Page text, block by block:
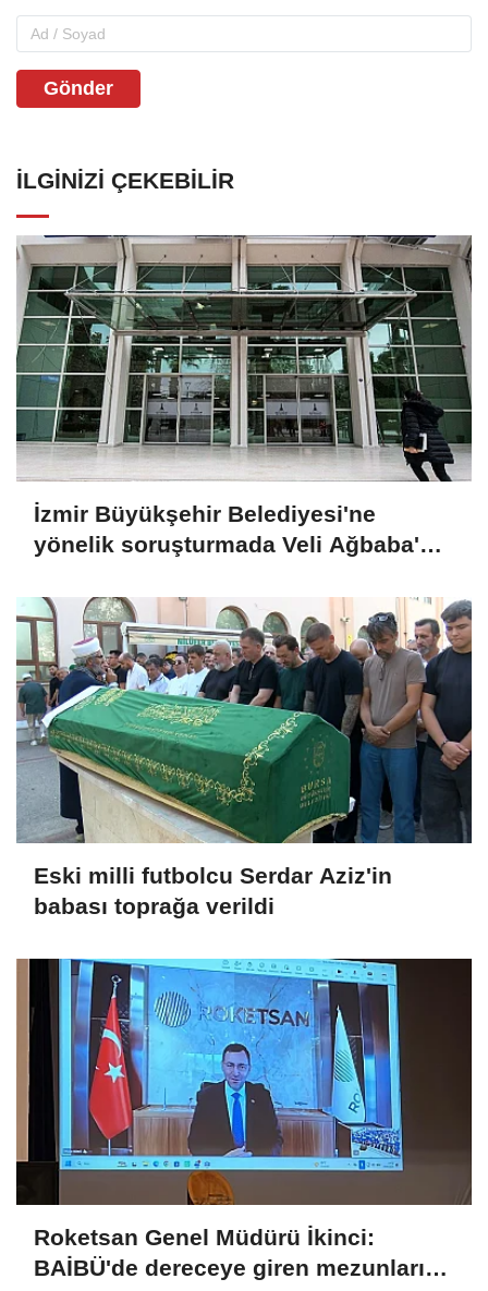
Gönder
İLGINIZI ÇEKEBILIR
İzmir Büyükşehir Belediyesi'ne
yönelik soruşturmada Veli Ağbaba'nın
Eski milli futbolcu Serdar Aziz'in
babası toprağa verildi
Roketsan Genel Müdürü İkinci:
BAİBÜ'de dereceye giren mezunları